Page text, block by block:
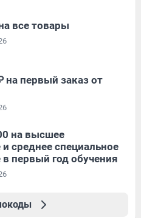
все товары
на первый заказ от
на высшее
среднее специальное
первый год обучения